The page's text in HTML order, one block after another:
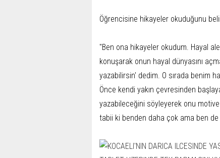
Öğrencisine hikayeler okuduğunu
"Ben ona hikayeler okudum. Hayal
konuşarak onun hayal dünyasını
yazabilirsin' dedim. O sırada benim
Önce kendi yakın çevresinden
yazabileceğini söyleyerek onu
tabii ki benden daha çok ama ben